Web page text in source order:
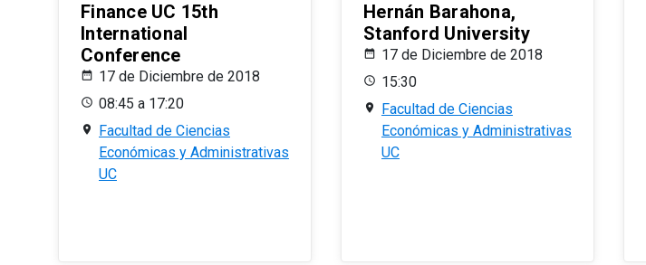
Finance UC 15th
International
Conference
17 de Diciembre de 2018
08:45 a 17:20
Facultad de Ciencias
Económicas y Administrativas
UC
Hernán Barahona,
Stanford University
17 de Diciembre de 2018
15:30
Facultad de Ciencias
Económicas y Administrativas
UC